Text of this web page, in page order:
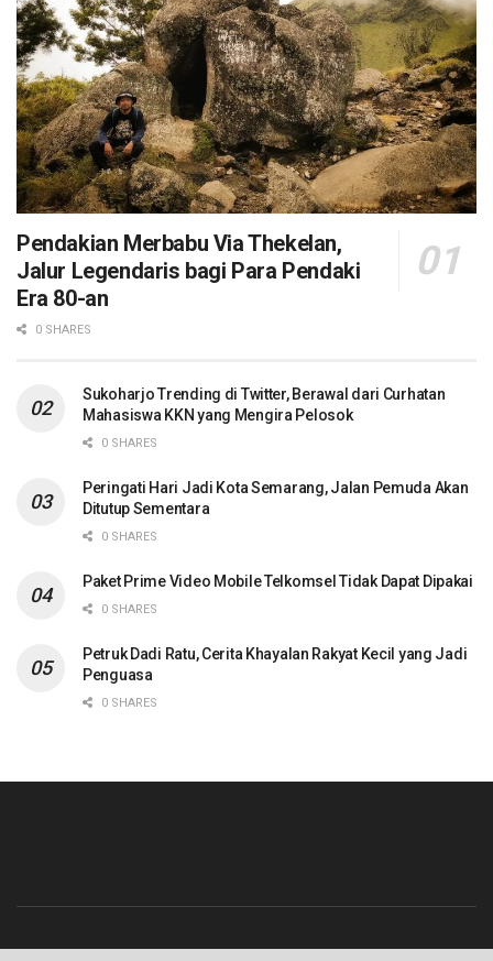
Pendakian Merbabu Via Thekelan,
Jalur Legendaris bagi Para Pendaki
Era 80-an
0 SHARES
Sukoharjo Trending di Twitter, Berawal dari Curhatan
Mahasiswa KKN yang Mengira Pelosok
0 SHARES
Peringati Hari Jadi Kota Semarang, Jalan Pemuda Akan
Ditutup Sementara
0 SHARES
Paket Prime Video Mobile Telkomsel Tidak Dapat Dipakai
0 SHARES
Petruk Dadi Ratu, Cerita Khayalan Rakyat Kecil yang Jadi
Penguasa
0 SHARES